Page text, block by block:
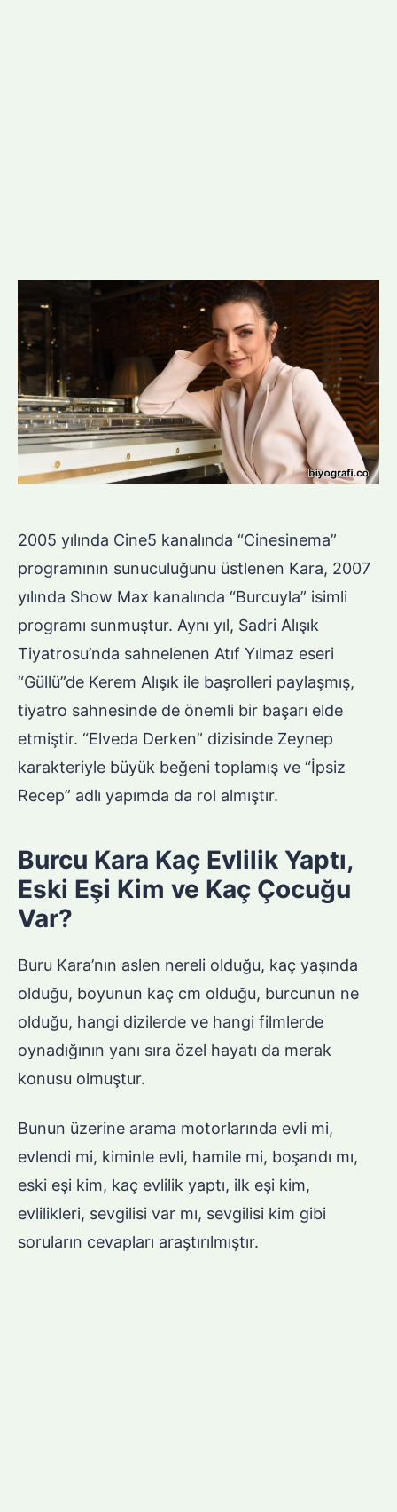
2005 yılında Cine5 kanalında “Cinesinema”
programının sunuculuğunu üstlenen Kara, 2007
yılında Show Max kanalında “Burcuyla” isimli
programı sunmuştur. Aynı yıl, Sadri Alışık
Tiyatrosu’nda sahnelenen Atıf Yılmaz eseri
“Güllü”de Kerem Alışık ile başrolleri paylaşmış,
tiyatro sahnesinde de önemli bir başarı elde
etmiştir. “Elveda Derken” dizisinde Zeynep
karakteriyle büyük beğeni toplamış ve “İpsiz
Recep” adlı yapımda da rol almıştır.
Burcu Kara Kaç Evlilik Yaptı,
Eski Eşi Kim ve Kaç Çocuğu
Var?
Buru Kara’nın aslen nereli olduğu, kaç yaşında
olduğu, boyunun kaç cm olduğu, burcunun ne
olduğu, hangi dizilerde ve hangi filmlerde
oynadığının yanı sıra özel hayatı da merak
konusu olmuştur.
Bunun üzerine arama motorlarında evli mi,
evlendi mi, kiminle evli, hamile mi, boşandı mı,
eski eşi kim, kaç evlilik yaptı, ilk eşi kim,
evlilikleri, sevgilisi var mı, sevgilisi kim gibi
soruların cevapları araştırılmıştır.